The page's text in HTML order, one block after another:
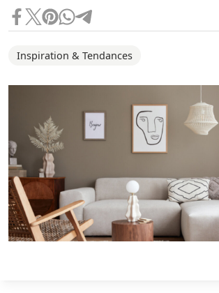
Inspiration & Tendances